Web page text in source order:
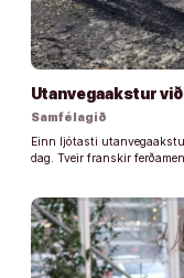
Utanvegaakstur
Samfélagið
Einn ljótasti
dag. Tveir franskir